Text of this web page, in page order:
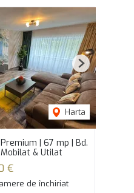
Harta
Next
| 67 mp | Bd.
& Utilat
€
de închiriat